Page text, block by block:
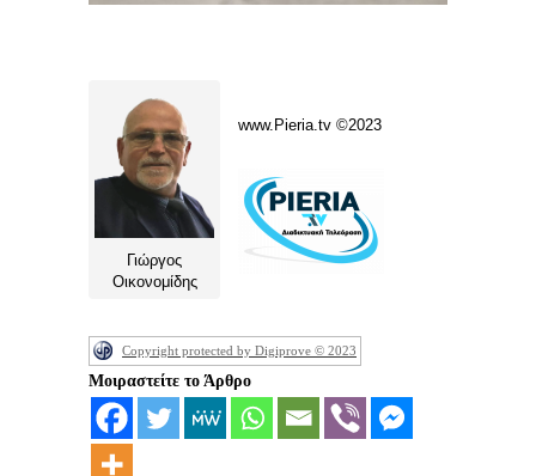
Γιώργος
Οικονομίδης
www.Pieria.tv ©2023
Copyright protected by Digiprove © 2023
Μοιραστείτε το Άρθρο